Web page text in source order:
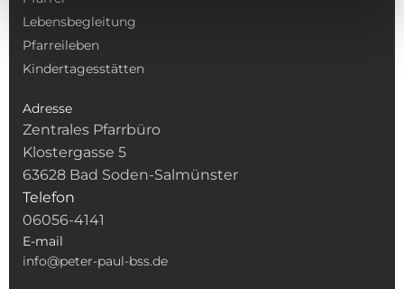
Lebensbegleitung
Pfarreileben
Kindertagesstätten
Adresse
Zentrales Pfarrbüro
Klostergasse 5
63628 Bad Soden-Salmünster
Telefon
06056-4141
E-mail
info@peter-paul-bss.de